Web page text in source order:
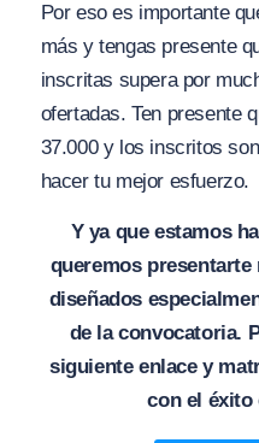
Por eso es importante
más y tengas presente
inscritas supera por
ofertadas. Ten presente
37.000 y los inscritos
hacer tu mejor esfuerzo.
Y ya que estamos
queremos
diseñados
de la convocatoria.
siguiente enlace y
con el éxito